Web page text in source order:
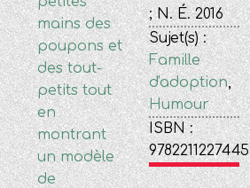
; N. É. 2016
Sujet(s) :
Famille
d'adoption,
Humour
ISBN :
9782211227445
mains des
poupons et
des tout-
petits tout
en
montrant
un modèle
de